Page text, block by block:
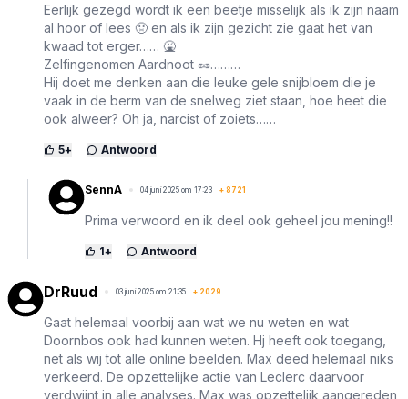
Eerlijk gezegd wordt ik een beetje misselijk als ik zijn naam
al hoor of lees 🤢 en als ik zijn gezicht zie gaat het van
kwaad tot erger…… 🤮
Zelfingenomen Aardnoot 🥜………
Hij doet me denken aan die leuke gele snijbloem die je
vaak in de berm van de snelweg ziet staan, hoe heet die
ook alweer? Oh ja, narcist of zoiets……
5+ Antwoord
SennA 04 juni 2025 om 17:23 + 8721
Prima verwoord en ik deel ook geheel jou mening!!
1+ Antwoord
DrRuud 03 juni 2025 om 21:35 + 2029
Gaat helemaal voorbij aan wat we nu weten en wat
Doornbos ook had kunnen weten. Hj heeft ook toegang,
net als wij tot alle online beelden. Max deed helemaal niks
verkeerd. De opzettelijke actie van Leclerc daarvoor
verdwijnt in alle analyses. Max was opzettelijk aangereden